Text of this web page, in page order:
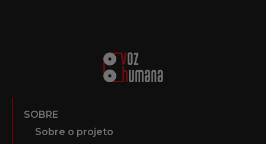
SOBRE
Sobre o projeto